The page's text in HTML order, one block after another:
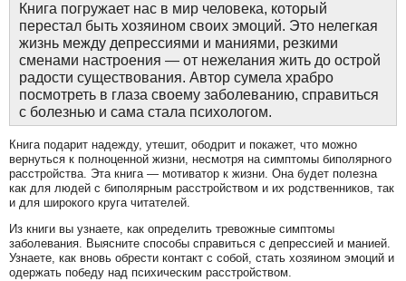
Книга погружает нас в мир человека, который
перестал быть хозяином своих эмоций. Это нелегкая
жизнь между депрессиями и маниями, резкими
сменами настроения — от нежелания жить до острой
радости существования. Автор сумела храбро
посмотреть в глаза своему заболеванию, справиться
с болезнью и сама стала психологом.
Книга подарит надежду, утешит, ободрит и покажет, что можно
вернуться к полноценной жизни, несмотря на симптомы биполярного
расстройства. Эта книга — мотиватор к жизни. Она будет полезна
как для людей с биполярным расстройством и их родственников, так
и для широкого круга читателей.
Из книги вы узнаете, как определить тревожные симптомы
заболевания. Выясните способы справиться с депрессией и манией.
Узнаете, как вновь обрести контакт с собой, стать хозяином эмоций и
одержать победу над психическим расстройством.